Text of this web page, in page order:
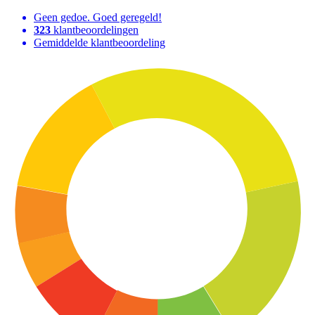
Geen gedoe. Goed geregeld!
323 klantbeoordelingen
Gemiddelde klantbeoordeling